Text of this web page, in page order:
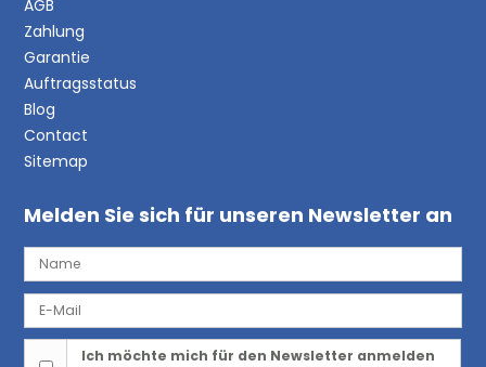
AGB
Zahlung
Garantie
Auftragsstatus
Blog
Contact
Sitemap
Melden Sie sich für unseren Newsletter an
Ich möchte mich für den Newsletter anmelden